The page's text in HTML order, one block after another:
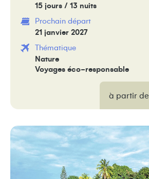
15 jours / 13 nuits
Prochain départ
21 janvier 2027
Thématique
Nature
Voyages éco-responsable
à partir de